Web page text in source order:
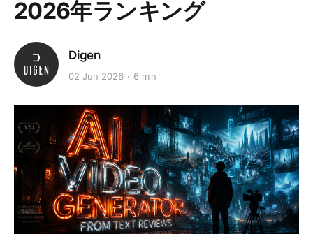
2026年ランキング
Digen
02 Jun 2026 6 min